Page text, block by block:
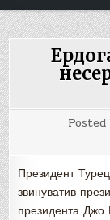
Posted
Президент
звинуватив
президента Джо